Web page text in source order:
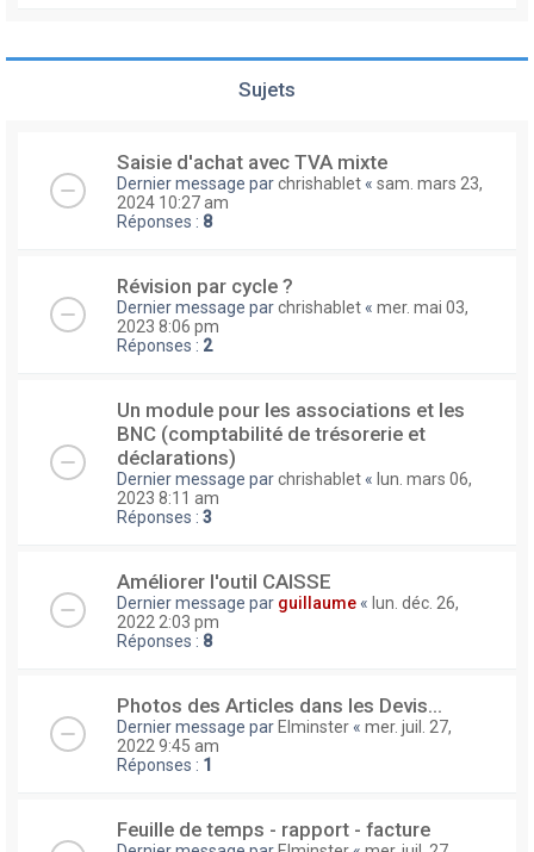
Sujets
Saisie d'achat avec TVA mixte
Dernier message parchrishablet « sam. mars 23,
2024 10:27 am
Réponses : 8
Révision par cycle ?
Dernier message parchrishablet « mer. mai 03,
2023 8:06 pm
Réponses : 2
Un module pour les associations et les
BNC (comptabilité de trésorerie et
déclarations)
Dernier message parchrishablet « lun. mars 06,
2023 8:11 am
Réponses : 3
Améliorer l'outil CAISSE
Dernier message par guillaume « lun. déc. 26,
2022 2:03 pm
Réponses : 8
Photos des Articles dans les Devis...
Dernier message parElminster « mer. juil. 27,
2022 9:45 am
Réponses : 1
Feuille de temps - rapport - facture